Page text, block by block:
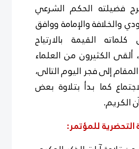
فضيلته الحكم الشرعي
والخلافة والإمامة ووافق
القيمة بالارتياح
ألقى الكثيرون من العلماء
إلى فجر اليوم التالى،
كما بدأ بتلاوة بعض
الكريم.
التحضرية للمؤتمر: